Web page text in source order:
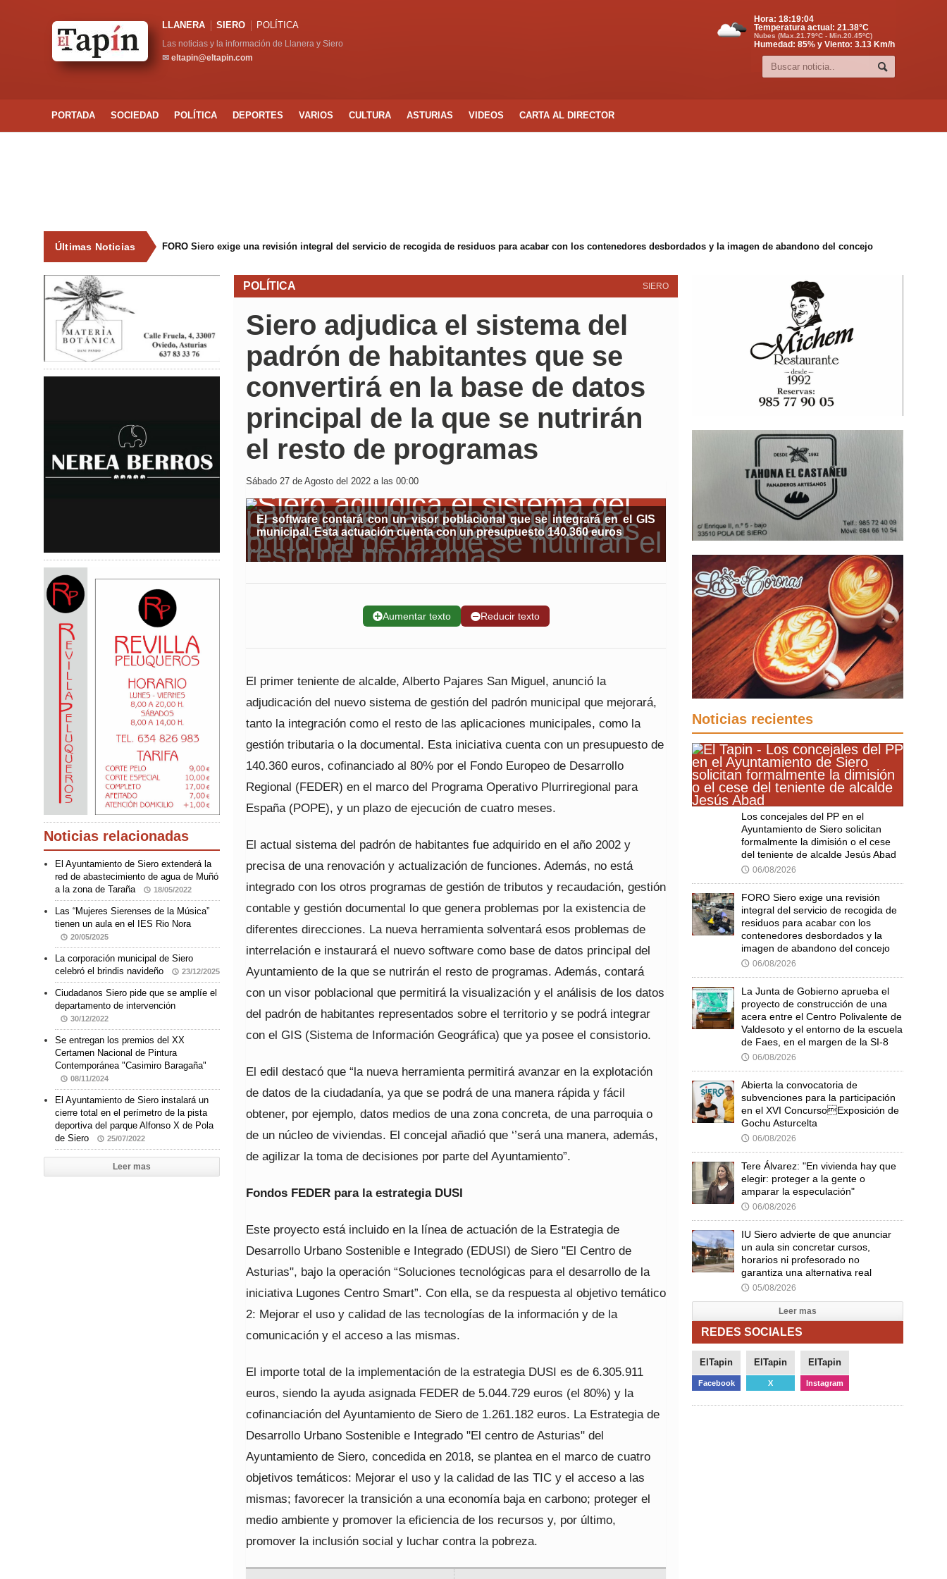
LLANERA SIERO POLÍTICA
Las noticias y la información de Llanera y Siero
✉ eltapin@eltapin.com
Hora: 18:19:04
Temperatura actual: 21.38°C
Nubes (Max.21.79ºC - Min.20.45ºC)
Humedad: 85% y Viento: 3.13 Km/h
PORTADA SOCIEDAD POLÍTICA DEPORTES VARIOS CULTURA ASTURIAS VIDEOS CARTA AL DIRECTOR
Últimas Noticias FORO Siero exige una revisión integral del servicio de recogida de residuos para acabar con los contenedores desbordados y la imagen de abandono del concejo
SIERO
POLÍTICA
Siero adjudica el sistema del
padrón de habitantes que se
convertirá en la base de datos
principal de la que se nutrirán
el resto de programas
Sábado 27 de Agosto del 2022 a las 00:00
El software contará con un visor poblacional que se integrará en el GIS
municipal. Esta actuación cuenta con un presupuesto 140.360 euros
➕Aumentar texto ➖Reducir texto
El primer teniente de alcalde, Alberto Pajares San Miguel, anunció la
adjudicación del nuevo sistema de gestión del padrón municipal que mejorará,
tanto la integración como el resto de las aplicaciones municipales, como la
gestión tributaria o la documental. Esta iniciativa cuenta con un presupuesto de
140.360 euros, cofinanciado al 80% por el Fondo Europeo de Desarrollo
Regional (FEDER) en el marco del Programa Operativo Plurriregional para
España (POPE), y un plazo de ejecución de cuatro meses.
El actual sistema del padrón de habitantes fue adquirido en el año 2002 y
precisa de una renovación y actualización de funciones. Además, no está
integrado con los otros programas de gestión de tributos y recaudación, gestión
contable y gestión documental lo que genera problemas por la existencia de
diferentes direcciones. La nueva herramienta solventará esos problemas de
interrelación e instaurará el nuevo software como base de datos principal del
Ayuntamiento de la que se nutrirán el resto de programas. Además, contará
con un visor poblacional que permitirá la visualización y el análisis de los datos
del padrón de habitantes representados sobre el territorio y se podrá integrar
con el GIS (Sistema de Información Geográfica) que ya posee el consistorio.
El edil destacó que “la nueva herramienta permitirá avanzar en la explotación
de datos de la ciudadanía, ya que se podrá de una manera rápida y fácil
obtener, por ejemplo, datos medios de una zona concreta, de una parroquia o
de un núcleo de viviendas. El concejal añadió que ‘’será una manera, además,
de agilizar la toma de decisiones por parte del Ayuntamiento”.
Fondos FEDER para la estrategia DUSI
Este proyecto está incluido en la línea de actuación de la Estrategia de
Desarrollo Urbano Sostenible e Integrado (EDUSI) de Siero "El Centro de
Asturias", bajo la operación “Soluciones tecnológicas para el desarrollo de la
iniciativa Lugones Centro Smart”. Con ella, se da respuesta al objetivo temático
2: Mejorar el uso y calidad de las tecnologías de la información y de la
comunicación y el acceso a las mismas.
El importe total de la implementación de la estrategia DUSI es de 6.305.911
euros, siendo la ayuda asignada FEDER de 5.044.729 euros (el 80%) y la
cofinanciación del Ayuntamiento de Siero de 1.261.182 euros. La Estrategia de
Desarrollo Urbano Sostenible e Integrado "El centro de Asturias" del
Ayuntamiento de Siero, concedida en 2018, se plantea en el marco de cuatro
objetivos temáticos: Mejorar el uso y la calidad de las TIC y el acceso a las
mismas; favorecer la transición a una economía baja en carbono; proteger el
medio ambiente y promover la eficiencia de los recursos y, por último,
promover la inclusión social y luchar contra la pobreza.
Noticias relacionadas
El Ayuntamiento de Siero extenderá la
red de abastecimiento de agua de Muñó
a la zona de Taraña
18/05/2022
Las “Mujeres Sierenses de la Música”
tienen un aula en el IES Rio Nora
20/05/2025
La corporación municipal de Siero
celebró el brindis navideño
23/12/2025
Ciudadanos Siero pide que se amplíe el
departamento de intervención
30/12/2022
Se entregan los premios del XX
Certamen Nacional de Pintura
Contemporánea "Casimiro Baragaña"
08/11/2024
El Ayuntamiento de Siero instalará un
cierre total en el perímetro de la pista
deportiva del parque Alfonso X de Pola
de Siero
25/07/2022
Leer mas
Noticias recientes
Los concejales del PP en el
Ayuntamiento de Siero solicitan
formalmente la dimisión o el cese
del teniente de alcalde Jesús Abad
🕔 06/08/2026
FORO Siero exige una revisión
integral del servicio de recogida de
residuos para acabar con los
contenedores desbordados y la
imagen de abandono del concejo
🕔 06/08/2026
La Junta de Gobierno aprueba el
proyecto de construcción de una
acera entre el Centro Polivalente de
Valdesoto y el entorno de la escuela
de Faes, en el margen de la SI-8
🕔 06/08/2026
Abierta la convocatoria de
subvenciones para la participación
en el XVI ConcursoExposición de
Gochu Asturcelta
🕔 06/08/2026
Tere Álvarez: "En vivienda hay que
elegir: proteger a la gente o
amparar la especulación"
🕔 06/08/2026
IU Siero advierte de que anunciar
un aula sin concretar cursos,
horarios ni profesorado no
garantiza una alternativa real
🕔 05/08/2026
Leer mas
REDES SOCIALES
ElTapin
Facebook
ElTapin
X
ElTapin
Instagram